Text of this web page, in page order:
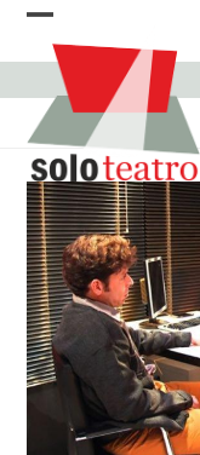
Skip
content
Open
mobile
menu
Close
mobile
menu